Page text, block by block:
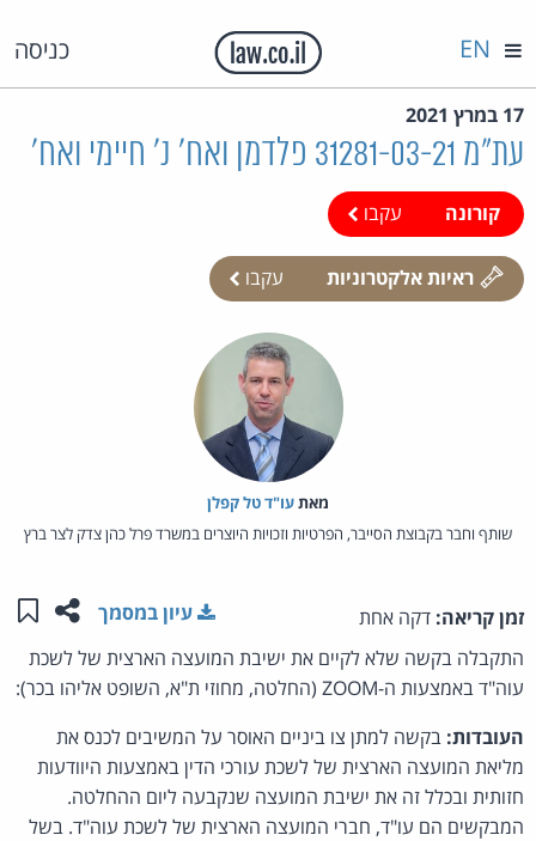
כניסה EN
17 במרץ 2021
עת"מ 31281-03-21 פלדמן ואח' נ' חיימי ואח'
קורונה עקבו
ראיות אלקטרוניות עקבו
מאת‏עו"ד טל קפלן
שותף וחבר בקבוצת הסייבר, הפרטיות וזכויות היוצרים במשרד פרל כהן צדק לצר ברץ
זמן קריאה: דקה אחת שתפו
עיון במסמך
התקבלה בקשה שלא לקיים את ישיבת המועצה הארצית של לשכת
עוה"ד באמצעות ה-ZOOM (החלטה, מחוזי ת"א, השופט אליהו בכר):
העובדות: בקשה למתן צו ביניים האוסר על המשיבים לכנס את
מליאת המועצה הארצית של לשכת עורכי הדין באמצעות היוודעות
חזותית ובכלל זה את ישיבת המועצה שנקבעה ליום ההחלטה.
המבקשים הם עו"ד, חברי המועצה הארצית של לשכת עוה"ד. בשל